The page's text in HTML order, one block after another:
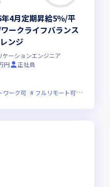
4月定期昇給5％/平
ークライフバランス
ンジ
ーションエンジニア
円
正社員
ワーク可 フルリモート可